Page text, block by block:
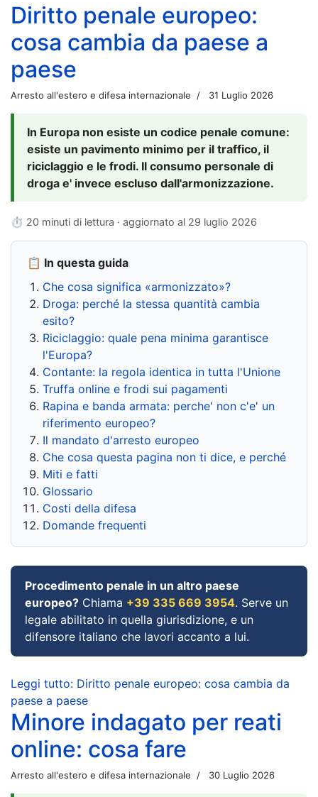
Diritto penale europeo:
cosa cambia da paese a
paese
Arresto all'estero e difesa internazionale 31 Luglio 2026
In Europa non esiste un codice penale comune:
esiste un pavimento minimo per il traffico, il
riciclaggio e le frodi. Il consumo personale di
droga e' invece escluso dall'armonizzazione.
⏱ 20 minuti di lettura · aggiornato al 29 luglio 2026
📋 In questa guida
Che cosa significa «armonizzato»?
Droga: perché la stessa quantità cambia
esito?
Riciclaggio: quale pena minima garantisce
l'Europa?
Contante: la regola identica in tutta l'Unione
Truffa online e frodi sui pagamenti
Rapina e banda armata: perche' non c'e' un
riferimento europeo?
Il mandato d'arresto europeo
Che cosa questa pagina non ti dice, e perché
Miti e fatti
Glossario
Costi della difesa
Domande frequenti
Procedimento penale in un altro paese
europeo? Chiama +39 335 669 3954. Serve un
legale abilitato in quella giurisdizione, e un
difensore italiano che lavori accanto a lui.
Leggi tutto: Diritto penale europeo: cosa cambia da
paese a paese
Minore indagato per reati
online: cosa fare
Arresto all'estero e difesa internazionale 30 Luglio 2026